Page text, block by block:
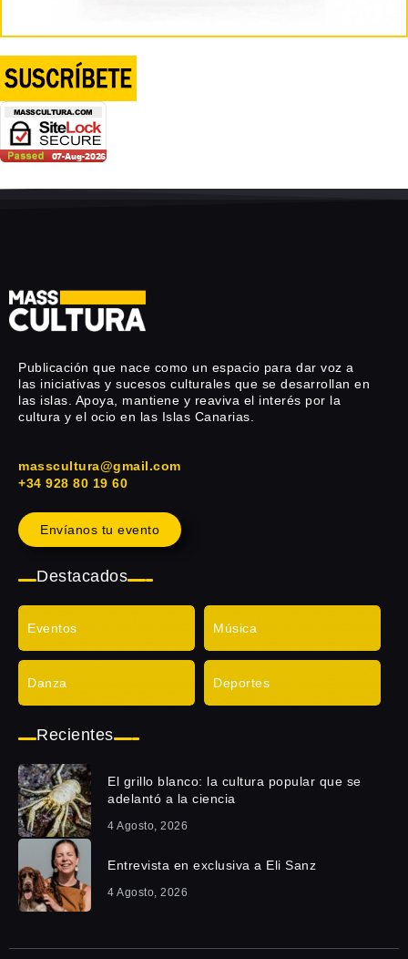
Publicación que nace como un espacio para dar voz a
las iniciativas y sucesos culturales que se desarrollan en
las islas. Apoya, mantiene y reaviva el interés por la
cultura y el ocio en las Islas Canarias.
masscultura@gmail.com
+34 928 80 19 60
Envíanos tu evento
Destacados
Eventos Música
Danza Deportes
Recientes
El grillo blanco: la cultura popular que se
adelantó a la ciencia
4 Agosto, 2026
Entrevista en exclusiva a Eli Sanz
4 Agosto, 2026